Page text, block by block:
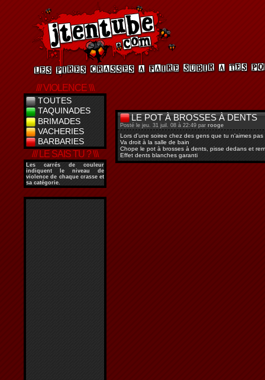
/// VIOLENCE \\\
TOUTES
TAQUINADES
BRIMADES
VACHERIES
BARBARIES
/// LE SAIS TU ? \\\
Les carrés de couleur
indiquent le niveau de
violence de chaque crasse et
sa catégorie.
LE POT À BROSSES À DENTS
Posté le jeu. 31 juil. 08 à 22:49 par rooge
Lors d'une soiree chez des gens que tu n'aimes pas
Va droit à la salle de bain
Chope le pot à brosses à dents, pisse dedans et
Effet dents blanches garanti